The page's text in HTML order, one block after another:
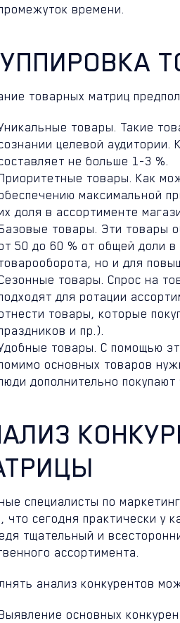
времени.
товарных матриц
товары. Такие
целевой аудитории.
не больше 1-3 %.
товары. Как
максимальной
доля в ассортименте
товары. Эти товары
50 до 60 % от общей доли
но и для
товары. Спрос на
для ротации
товары, которые
и пр.).
товары. С помощью
основных товаров
дополнительно
специалисты по
что сегодня практически у
тщательный и
ассортимента.
анализ конкурентов
основных